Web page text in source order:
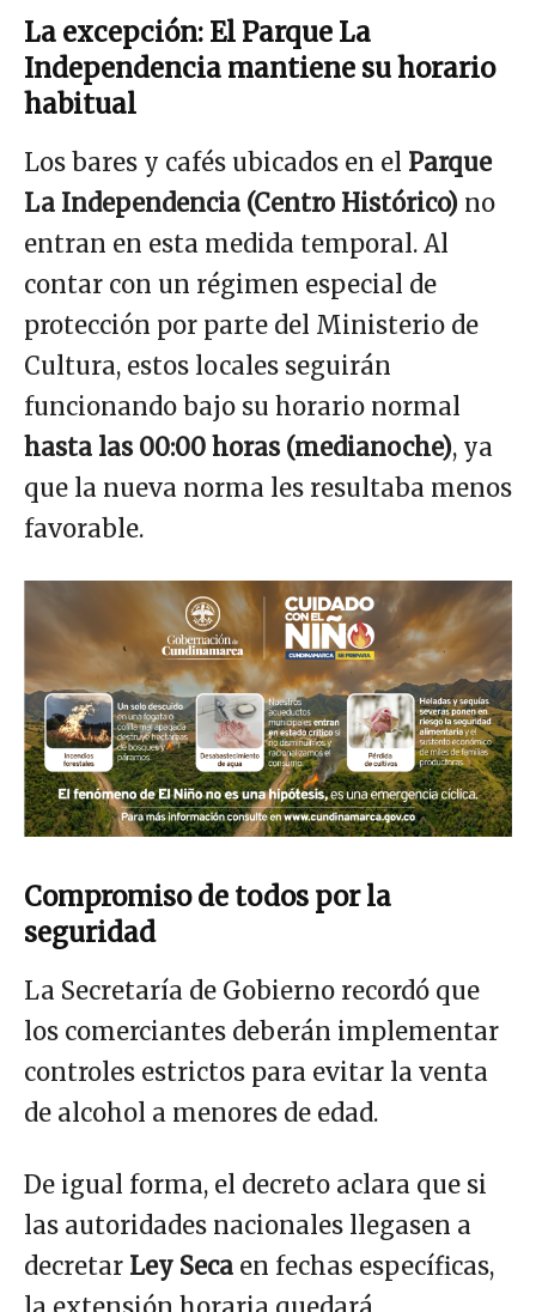
La excepción: El Parque La
Independencia mantiene su horario
habitual
Los bares y cafés ubicados en el Parque
La Independencia (Centro Histórico) no
entran en esta medida temporal. Al
contar con un régimen especial de
protección por parte del Ministerio de
Cultura, estos locales seguirán
funcionando bajo su horario normal
hasta las 00:00 horas (medianoche), ya
que la nueva norma les resultaba menos
favorable.
Compromiso de todos por la
seguridad
La Secretaría de Gobierno recordó que
los comerciantes deberán implementar
controles estrictos para evitar la venta
de alcohol a menores de edad.
De igual forma, el decreto aclara que si
las autoridades nacionales llegasen a
decretar Ley Seca en fechas específicas,